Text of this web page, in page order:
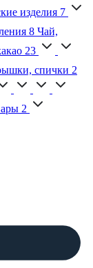
изделия 7
8 Чай,
23
спички 2
2